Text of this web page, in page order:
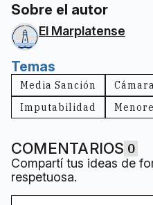
Sobre el autor
El Marplatense
Temas
Media Sanción
Imputabilidad
COMENTARIOS 0
Compartí tus ideas de
respetuosa.